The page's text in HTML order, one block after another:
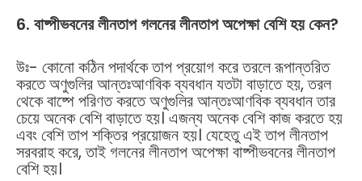
6. বাষ্পীভবনের লীনতাপ গলনের লীনতাপ অপেক্ষা বেশি হয় কেন?
উঃ- কোনো কঠিন পদার্থকে তাপ প্রয়োগ করে তরলে রূপান্তরিত
করতে অণুগুলির আন্তঃআণবিক ব্যবধান যতটা বাড়াতে হয়, তরল
থেকে বাষ্পে পরিণত করতে অণুগুলির আন্তঃআণবিক ব্যবধান তার
চেয়ে অনেক বেশি বাড়াতে হয়। এজন্য অনেক বেশি কাজ করতে হয়
এবং বেশি তাপ শক্তির প্রয়োজন হয়। যেহেতু এই তাপ লীনতাপ
সরবরাহ করে, তাই গলনের লীনতাপ অপেক্ষা বাষ্পীভবনের লীনতাপ
বেশি হয়।